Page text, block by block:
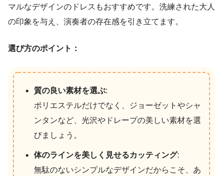
マルなデザインのドレスもおすすめです。洗練された大人
の印象を与え、演奏者の存在感を引き立てます。
選び方のポイント：
質の良い素材を選ぶ:
ポリエステルだけでなく、ジョーゼットやシャ
ンタンなど、光沢やドレープの美しい素材を選
びましょう。
体のラインを美しく見せるカッティング:
無駄のないシンプルなデザインだからこそ、あ